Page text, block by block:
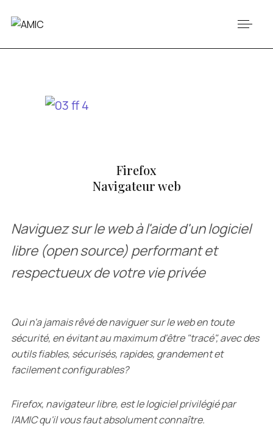
Firefox
Navigateur web
Naviguez sur le web à l'aide d'un logiciel
libre (open source) performant et
respectueux de votre vie privée
Qui n'a jamais rêvé de naviguer sur le web en toute
sécurité, en évitant au maximum d'être "tracé", avec des
outils fiables, sécurisés, rapides, grandement et
facilement configurables?
Firefox, navigateur libre, est le logiciel privilégié par
l'AMIC qu'il vous faut absolument connaître.